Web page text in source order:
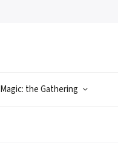
Magic: the Gathering